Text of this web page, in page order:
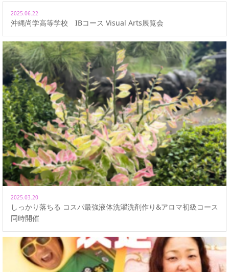
2025.06.22
沖縄尚学高等学校 IBコース Visual Arts展覧会
2025.03.20
しっかり落ちる コスパ最強液体洗濯洗剤作り&アロマ初級コース
同時開催